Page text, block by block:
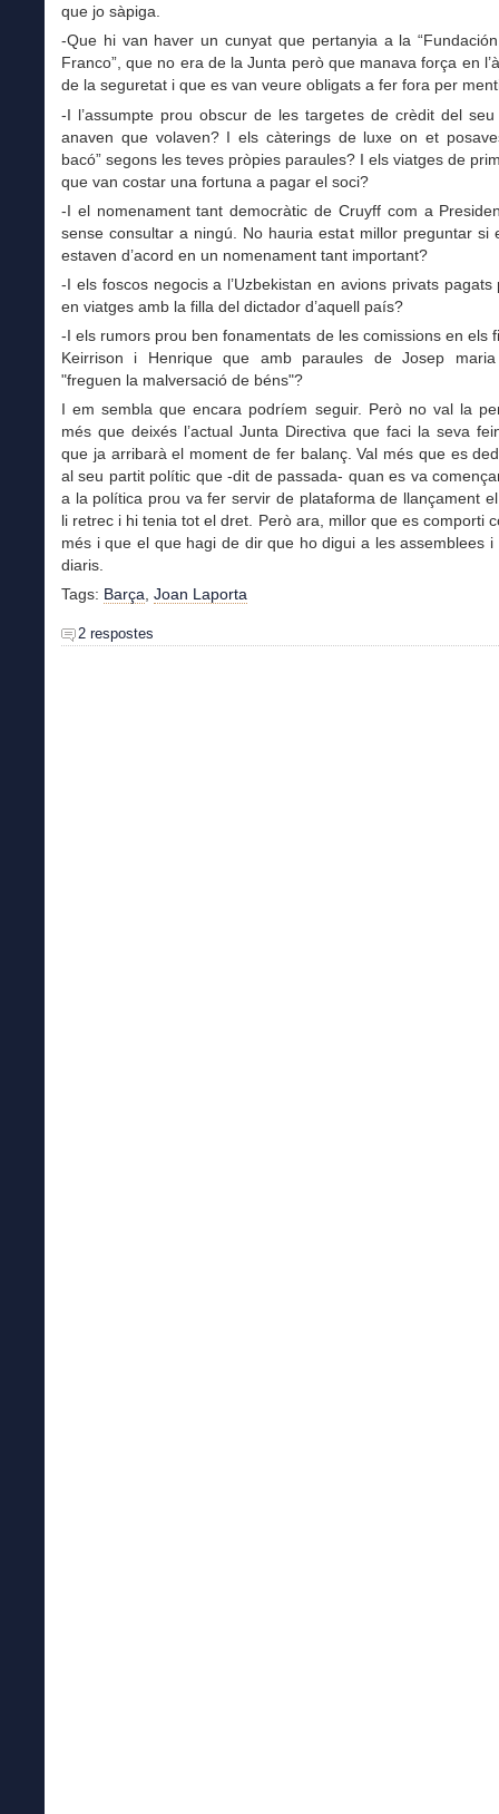
que jo sàpiga.
-Que hi van haver un cunyat que pertanyia a la
Franco”, que no era de la Junta però que manava força en
de la seguretat i que es van veure obligats a fer fora per
-I l’assumpte prou obscur de les targetes de crèdit del
anaven que volaven? I els càterings de luxe on et
bacó” segons les teves pròpies paraules? I els viatges de
que van costar una fortuna a pagar el soci?
-I el nomenament tant democràtic de Cruyff com a
sense consultar a ningú. No hauria estat millor preguntar si
estaven d’acord en un nomenament tant important?
-I els foscos negocis a l’Uzbekistan en avions privats pagats
en viatges amb la filla del dictador d’aquell país?
-I els rumors prou ben fonamentats de les comissions en els
Keirrison i Henrique que amb paraules de Josep maria
"freguen la malversació de béns"?
I em sembla que encara podríem seguir. Però no val la
més que deixés l’actual Junta Directiva que faci la seva
que ja arribarà el moment de fer balanç. Val més que es
al seu partit polític que -dit de passada- quan es va
a la política prou va fer servir de plataforma de llançament
li retrec i hi tenia tot el dret. Però ara, millor que es comporti
més i que el que hagi de dir que ho digui a les assemblees i
diaris.
Tags: Barça Joan Laporta
2 respostes